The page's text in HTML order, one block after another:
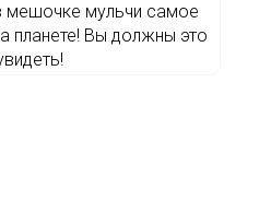
мульчи самое
планете! Вы должны это